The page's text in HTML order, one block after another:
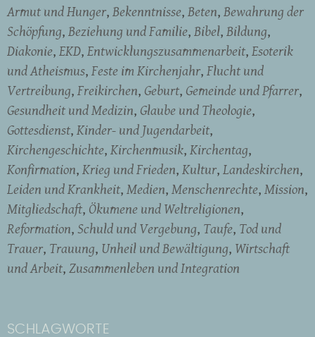
Armut und Hunger Bekenntnisse Beten Bewahrung der
Schöpfung Beziehung und Familie Bibel Bildung
Diakonie EKD Entwicklungszusammenarbeit Esoterik
und Atheismus Feste im Kirchenjahr Flucht und
Vertreibung Freikirchen Geburt Gemeinde und Pfarrer
Gesundheit und Medizin Glaube und Theologie
Gottesdienst Kinder- und Jugendarbeit
Kirchengeschichte Kirchenmusik Kirchentag
Konfirmation Krieg und Frieden Kultur Landeskirchen
Leiden und Krankheit Medien Menschenrechte Mission
Mitgliedschaft Ökumene und Weltreligionen
Reformation Schuld und Vergebung Taufe Tod und
Trauer Trauung Unheil und Bewältigung Wirtschaft
und Arbeit Zusammenleben und Integration
SCHLAGWORTE